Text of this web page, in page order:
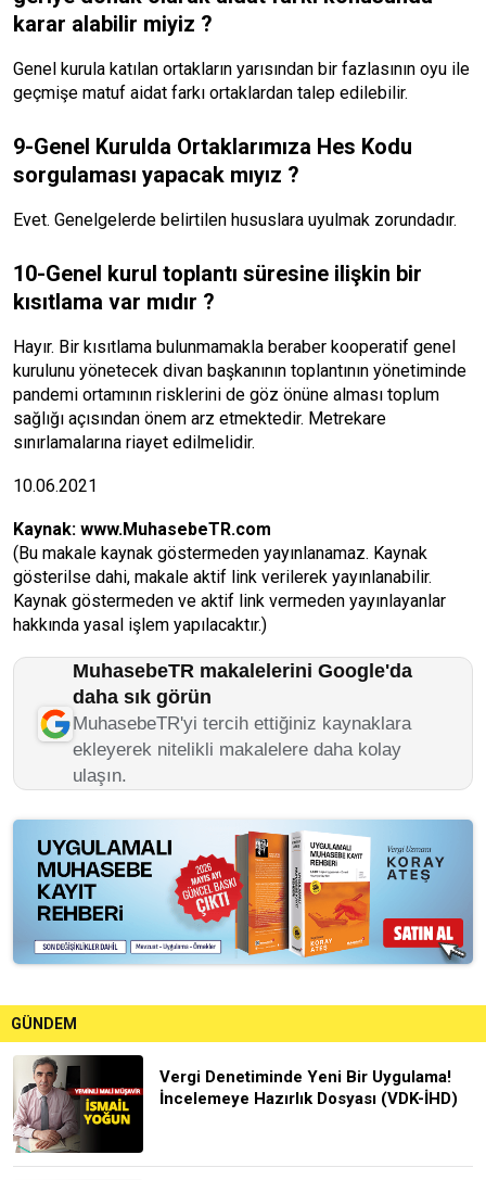
karar alabilir miyiz ?
Genel kurula katılan ortakların yarısından bir fazlasının oyu ile
geçmişe matuf aidat farkı ortaklardan talep edilebilir.
9-Genel Kurulda Ortaklarımıza Hes Kodu
sorgulaması yapacak mıyız ?
Evet. Genelgelerde belirtilen hususlara uyulmak zorundadır.
10-Genel kurul toplantı süresine ilişkin bir
kısıtlama var mıdır ?
Hayır. Bir kısıtlama bulunmamakla beraber kooperatif genel
kurulunu yönetecek divan başkanının toplantının yönetiminde
pandemi ortamının risklerini de göz önüne alması toplum
sağlığı açısından önem arz etmektedir. Metrekare
sınırlamalarına riayet edilmelidir.
10.06.2021
Kaynak: www.MuhasebeTR.com
(Bu makale kaynak göstermeden yayınlanamaz. Kaynak
gösterilse dahi, makale aktif link verilerek yayınlanabilir.
Kaynak göstermeden ve aktif link vermeden yayınlayanlar
hakkında yasal işlem yapılacaktır.)
MuhasebeTR makalelerini Google'da
daha sık görün
MuhasebeTR'yi tercih ettiğiniz kaynaklara
ekleyerek nitelikli makalelere daha kolay
ulaşın.
GÜNDEM
Vergi Denetiminde Yeni Bir Uygulama!
İncelemeye Hazırlık Dosyası (VDK-İHD)